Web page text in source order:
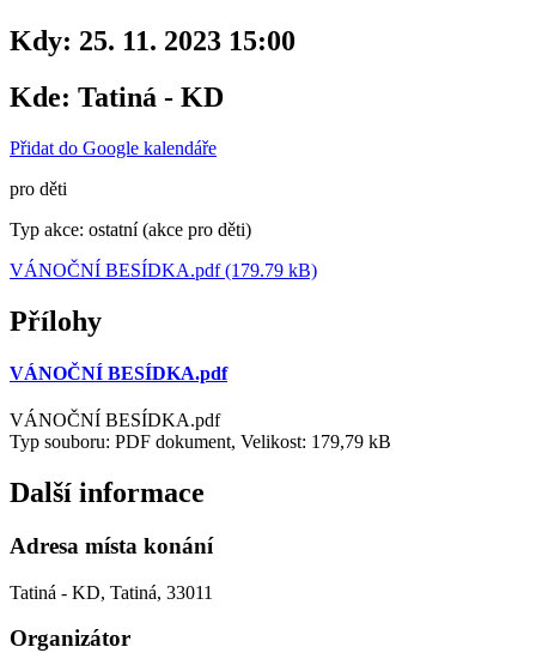
Kdy: 25. 11. 2023 15:00
Kde: Tatiná - KD
Přidat do Google kalendáře
pro děti
Typ akce: ostatní (akce pro děti)
VÁNOČNÍ BESÍDKA.pdf (179.79 kB)
Přílohy
VÁNOČNÍ BESÍDKA.pdf
VÁNOČNÍ BESÍDKA.pdf
Typ souboru: PDF dokument, Velikost: 179,79 kB
Další informace
Adresa místa konání
Tatiná - KD, Tatiná, 33011
Organizátor